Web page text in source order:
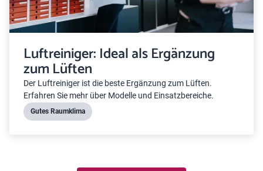
Luftreiniger: Ideal als Ergänzung
zum Lüften
Der Luftreiniger ist die beste Ergänzung zum Lüften.
Erfahren Sie mehr über Modelle und Einsatzbereiche.
Gutes Raumklima